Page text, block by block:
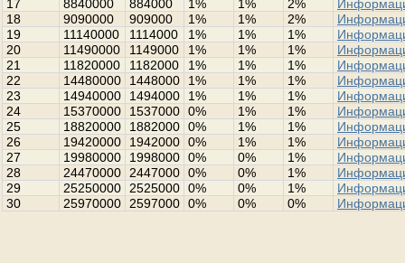
17
8840000 884000 1% 1% 2%
18
9090000 909000 1% 1% 2%
19
11140000 1114000 1% 1% 1%
20
11490000 1149000 1% 1% 1%
21
11820000 1182000 1% 1% 1%
22
14480000 1448000 1% 1% 1%
23
14940000 1494000 1% 1% 1%
24
15370000 1537000 0% 1% 1%
25
18820000 1882000 0% 1% 1%
26
19420000 1942000 0% 1% 1%
27
19980000 1998000 0% 0% 1%
28
24470000 2447000 0% 0% 1%
29
25250000 2525000 0% 0% 1%
30
25970000 2597000 0% 0% 0%